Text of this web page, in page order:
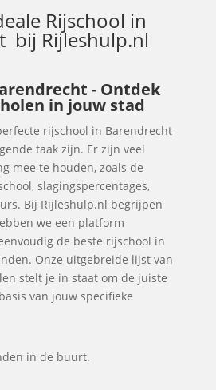
Rijschool in
bij Rijleshulp.nl
- Ontdek
in jouw stad
rijschool in Barendrecht
taak zijn. Er zijn veel
mee te houden, zoals de
slagingspercentages,
Bij Rijleshulp.nl begrijpen
we een platform
de beste rijschool in
Onze uitgebreide lijst van
stelt je in staat om de juiste
van jouw specifieke
in de buurt.